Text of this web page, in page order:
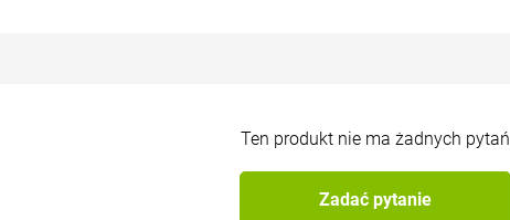
Ten produkt nie ma żadnych pytań
Zadać pytanie